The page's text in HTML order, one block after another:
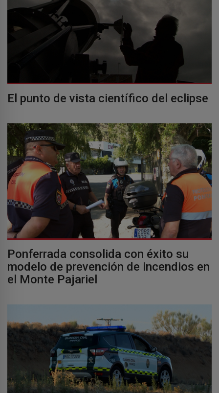
El punto de vista científico del eclipse
Ponferrada consolida con éxito su
modelo de prevención de incendios en
el Monte Pajariel